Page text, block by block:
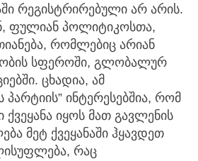
რეგისტრირებული არ არის.
ფულიან პოლიტიკოსთა,
რომლებიც არიან
სფეროში, გლობალურ
ცხადია, ამ
ინტერესებშია, რომ
ქვეყანა იყოს მათ გავლენის
მეტ ქვეყანაში ჰყავდეთ
რაც